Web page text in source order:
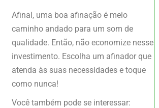
Afinal, uma boa afinação é meio
caminho andado para um som de
qualidade. Então, não economize nesse
investimento. Escolha um afinador que
atenda às suas necessidades e toque
como nunca!
Você também pode se interessar: